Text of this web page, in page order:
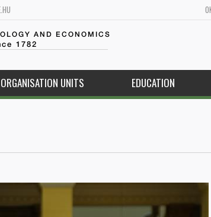
AND ECONOMICS
1782
ORGANISATION UNITS EDUCATION